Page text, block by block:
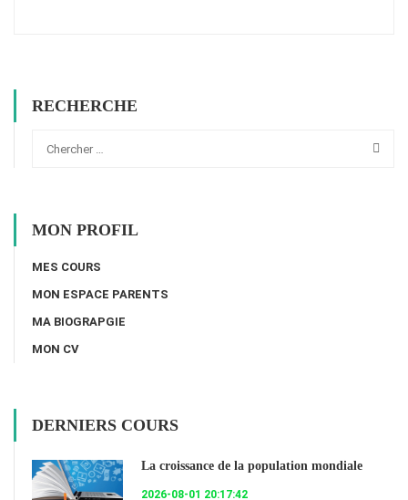
RECHERCHE
MON PROFIL
MES COURS
MON ESPACE PARENTS
MA BIOGRAPGIE
MON CV
DERNIERS COURS
La croissance de la population mondiale
2026-08-01 20:17:42